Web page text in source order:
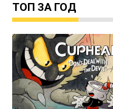
ТОП ЗА ГОД